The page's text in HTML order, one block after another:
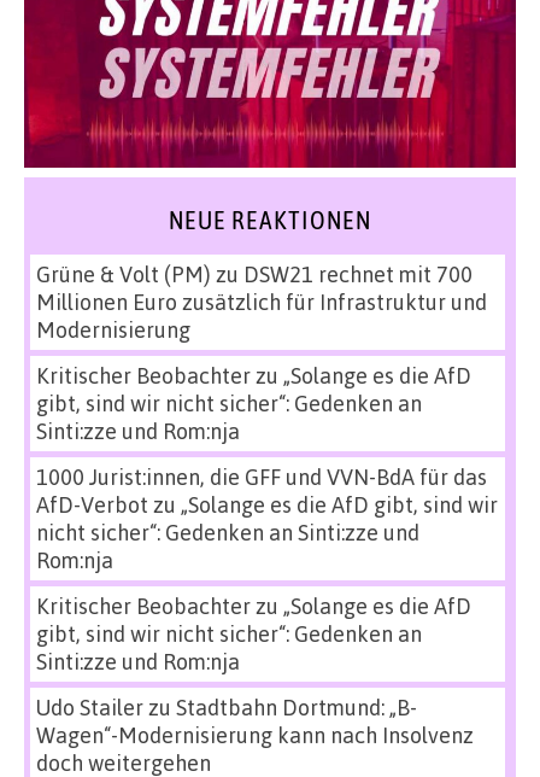
NEUE REAKTIONEN
Grüne & Volt (PM) zu DSW21 rechnet mit 700
Millionen Euro zusätzlich für Infrastruktur und
Modernisierung
Kritischer Beobachterzu „Solange es die AfD
gibt, sind wir nicht sicher“: Gedenken an
Sinti:zze und Rom:nja
1000 Jurist:innen, die GFF und VVN-BdA für das
AfD-Verbot zu „Solange es die AfD gibt, sind wir
nicht sicher“: Gedenken an Sinti:zze und
Rom:nja
Kritischer Beobachterzu „Solange es die AfD
gibt, sind wir nicht sicher“: Gedenken an
Sinti:zze und Rom:nja
Udo Stailerzu Stadtbahn Dortmund: „B-
Wagen“-Modernisierung kann nach Insolvenz
doch weitergehen